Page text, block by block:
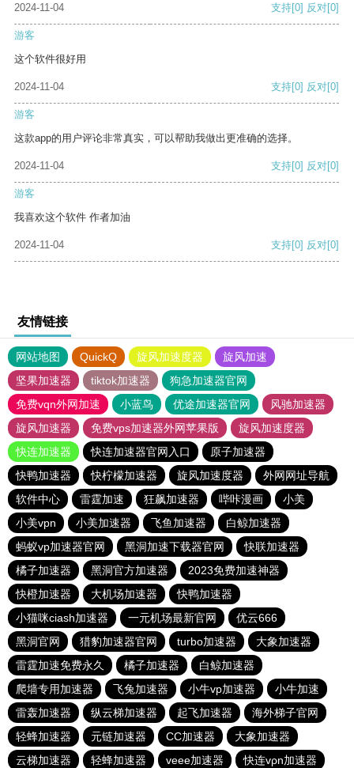
2024-11-04 支持[0] 反对[0]
游客
这个软件很好用
2024-11-04 支持[0] 反对[0]
游客
这款app的用户评论非常真实，可以帮助我做出更准确的选择。
2024-11-04 支持[0] 反对[0]
游客
我喜欢这个软件 作者加油
2024-11-04 支持[0] 反对[0]
友情链接
网站地图 QuickQ 旋风加速度器
旋风加速
坚果加速器
tiktok加速器
狗急加速器官网
免费vqn外网加速
小蓝鸟 优途加速器官网
风驰加速器
旋风加速器
免费vps加速器外网苹果版
旋风加速度器
快连加速器
快连加速器官网入口
原子加速器
快鸭加速器
快柠檬加速器 旋风加速度器
外网网址导航
软件中心
雷霆加速 狂飙加速器 哔咔漫画
小美
小美vpn
小美加速器 飞鱼加速器
白鲸加速器
蚂蚁vp加速器官网
黑洞加速下载器官网
快联加速器
橘子加速器
黑洞官方加速器
2023免费加速神器
快橙加速器
大机场加速器
快鸭加速器
小猫咪ciash加速器
一元机场最新官网
优云666
黑洞官网
猎豹加速器官网 turbo加速器
大象加速器
雷霆加速免费永久
橘子加速器
白鲸加速器
爬墙专用加速器
飞兔加速器 小牛vp加速器
小牛加速
雷轰加速器
纵云梯加速器 起飞加速器
海外梯子官网
轻蜂加速器
元链加速器 CC加速器
大象加速器
云梯加速器
轻蜂加速器 veee加速器 快连vρn加速器